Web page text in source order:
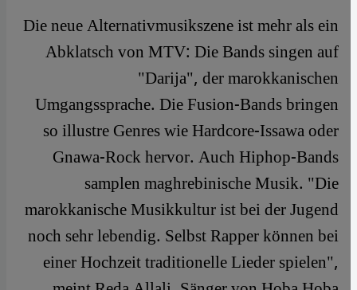
​​Die neue Alternativmusikszene ist mehr als ein
Abklatsch von MTV: Die Bands singen auf
"Darija", der marokkanischen
Umgangssprache. Die Fusion-Bands bringen
so illustre Genres wie Hardcore-Issawa oder
Gnawa-Rock hervor. Auch Hiphop-Bands
samplen maghrebinische Musik. "Die
marokkanische Musikkultur ist bei der Jugend
noch sehr lebendig. Selbst Rapper können bei
einer Hochzeit traditionelle Lieder spielen",